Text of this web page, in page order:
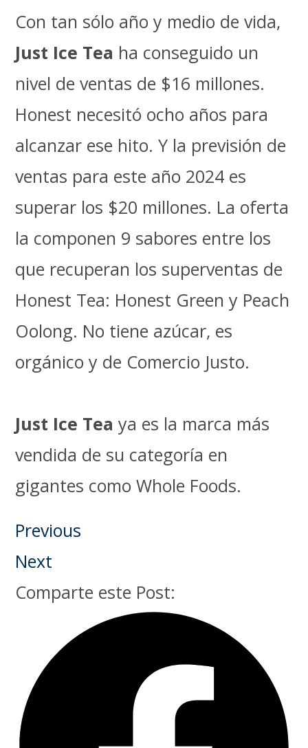
Con tan sólo año y medio de vida,
Just Ice Tea ha conseguido un
nivel de ventas de $16 millones.
Honest necesitó ocho años para
alcanzar ese hito. Y la previsión de
ventas para este año 2024 es
superar los $20 millones. La oferta
la componen 9 sabores entre los
que recuperan los superventas de
Honest Tea: Honest Green y Peach
Oolong. No tiene azúcar, es
orgánico y de Comercio Justo.
Just Ice Tea ya es la marca más
vendida de su categoría en
gigantes como Whole Foods.
Previous
Next
Comparte este Post: